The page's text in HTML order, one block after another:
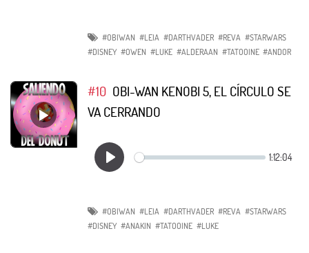
#OBIWAN #LEIA #DARTHVADER #REVA #STARWARS
#DISNEY #OWEN #LUKE #ALDERAAN #TATOOINE #ANDOR
#10 OBI-WAN KENOBI 5, EL CÍRCULO SE
VA CERRANDO
#OBIWAN #LEIA #DARTHVADER #REVA #STARWARS
#DISNEY #ANAKIN #TATOOINE #LUKE